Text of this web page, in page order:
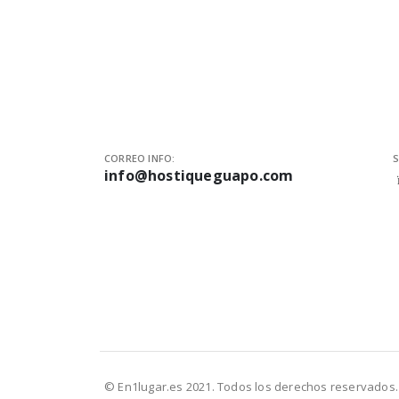
CORREO INFO:
info@hostiqueguapo.com
© En1lugar.es 2021. Todos los derechos reservados.